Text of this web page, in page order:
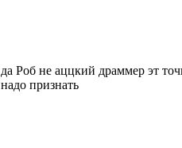
да Роб не аццкий драммер эт
надо признать